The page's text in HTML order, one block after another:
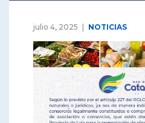
julio 4, 2025 NOTICIAS